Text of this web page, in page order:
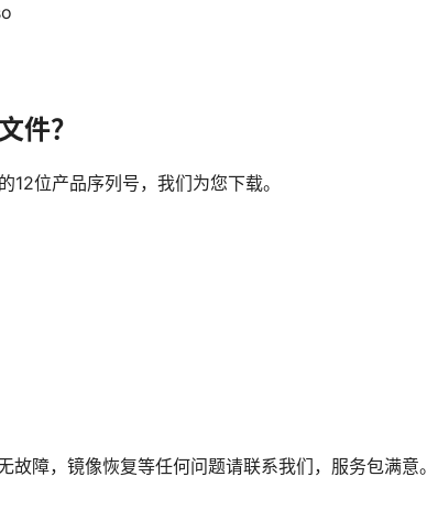
件？
12位产品序列号，我们为您下载。
故障，镜像恢复等任何问题请联系我们，服务包满意。